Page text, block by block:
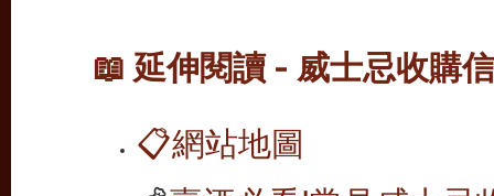
📖 延伸閱讀 - 威士忌收購
📋網站地圖